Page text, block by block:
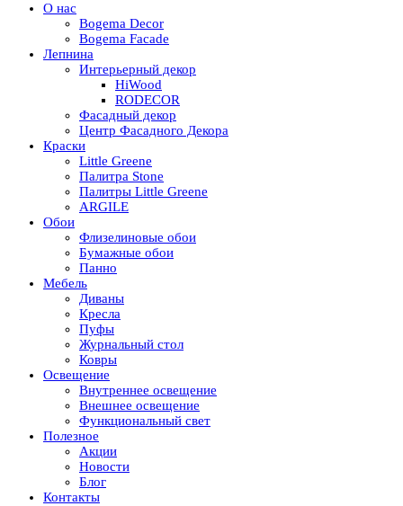
О нас
Bogema Decor
Bogema Facade
Лепнина
Интерьерный декор
HiWood
RODECOR
Фасадный декор
Центр Фасадного Декора
Краски
Little Greene
Палитра Stone
Палитры Little Greene
ARGILE
Обои
Флизелиновые обои
Бумажные обои
Панно
Мебель
Диваны
Кресла
Пуфы
Журнальный стол
Ковры
Освещение
Внутреннее освещение
Внешнее освещение
Функциональный свет
Полезное
Акции
Новости
Блог
Контакты